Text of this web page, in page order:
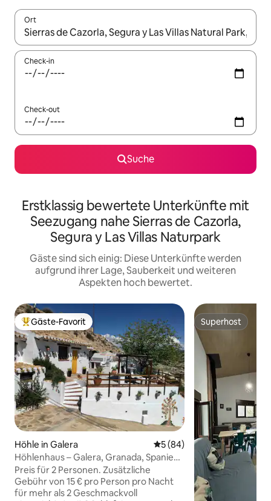
Ort
Wenn Ergebnisse verfügbar sind, navigiere mit den
Check-in
Check-out
Suche
Erstklassig bewertete Unterkünfte mit
Seezugang nahe Sierras de Cazorla,
Segura y Las Villas Naturpark
Gäste sind sich einig: Diese Unterkünfte werden
aufgrund ihrer Lage, Sauberkeit und weiteren
Aspekten hoch bewertet.
Beliebter Gäste-Favorit.
Gäste-Favorit
Höhle in Galera Durchschnittliche
5 (84)
Höhlenhaus – Galera, Granada, Spanien
– Selbstverpflegung
Preis für 2 Personen. Zusätzliche
Gebühr von 15 € pro Person pro Nacht
für mehr als 2 Geschmackvoll
Superhost
Superhost